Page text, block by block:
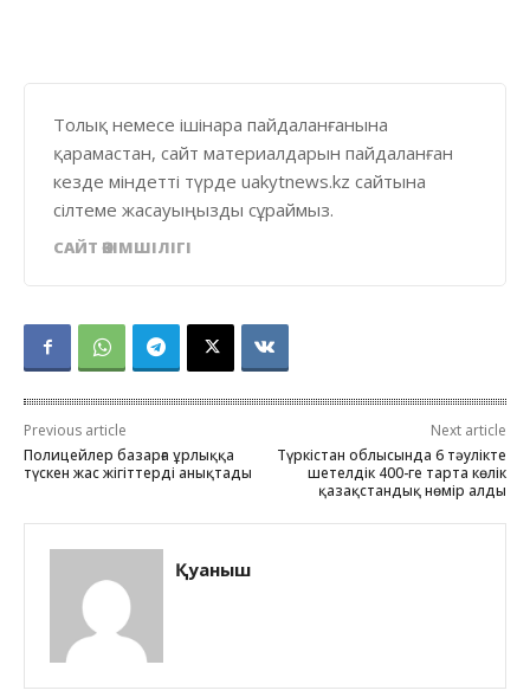
Толық немесе ішінара пайдаланғанына
қарамастан, сайт материалдарын пайдаланған
кезде міндетті түрде uakytnews.kz сайтына
сілтеме жасауыңызды сұраймыз.
САЙТ ӘКІМШІЛІГІ
Previous article
Полицейлер базарға ұрлыққа
түскен жас жігіттерді анықтады
Next article
Түркістан облысында 6 тәулікте
шетелдік 400-ге тарта көлік
қазақстандық нөмір алды
Қуаныш